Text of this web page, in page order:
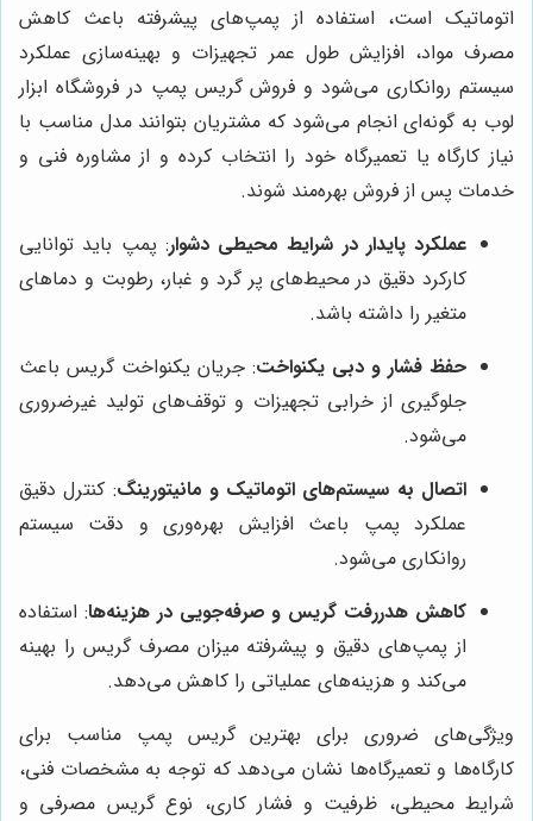
اتوماتیک است، استفاده از پمپ‌های پیشرفته باعث کاهش
مصرف مواد، افزایش طول عمر تجهیزات و بهینه‌سازی عملکرد
سیستم روانکاری می‌شود و فروش گریس پمپ در فروشگاه ابزار
لوب به گونه‌ای انجام می‌شود که مشتریان بتوانند مدل مناسب با
نیاز کارگاه یا تعمیرگاه خود را انتخاب کرده و از مشاوره فنی و
خدمات پس از فروش بهره‌مند شوند.
عملکرد پایدار در شرایط محیطی دشوار: پمپ باید توانایی
کارکرد دقیق در محیط‌های پر گرد و غبار، رطوبت و دماهای
متغیر را داشته باشد.
حفظ فشار و دبی یکنواخت: جریان یکنواخت گریس باعث
جلوگیری از خرابی تجهیزات و توقف‌های تولید غیرضروری
می‌شود.
اتصال به سیستم‌های اتوماتیک و مانیتورینگ: کنترل دقیق
عملکرد پمپ باعث افزایش بهره‌وری و دقت سیستم
روانکاری می‌شود.
کاهش هدررفت گریس و صرفه‌جویی در هزینه‌ها: استفاده
از پمپ‌های دقیق و پیشرفته میزان مصرف گریس را بهینه
می‌کند و هزینه‌های عملیاتی را کاهش می‌دهد.
ویژگی‌های ضروری برای بهترین گریس پمپ مناسب برای
کارگاه‌ها و تعمیرگاه‌ها نشان می‌دهد که توجه به مشخصات فنی،
شرایط محیطی، ظرفیت و فشار کاری، نوع گریس مصرفی و